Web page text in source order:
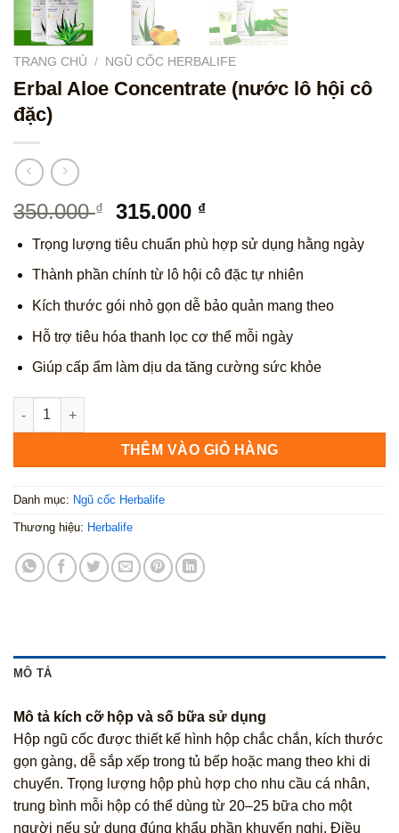
TRANG CHỦ / NGŨ CỐC HERBALIFE
Erbal Aloe Concentrate (nước lô hội cô
đặc)
350.000₫
Giá
gốc
là:
350.000 ₫.
315.000 ₫Giá
tại
là:
315.000 ₫.
Trọng lượng tiêu chuẩn phù hợp sử dụng hằng ngày
Thành phần chính từ lô hội cô đặc tự nhiên
Kích thước gói nhỏ gọn dễ bảo quản mang theo
Hỗ trợ tiêu hóa thanh lọc cơ thể mỗi ngày
Giúp cấp ẩm làm dịu da tăng cường sức khỏe
Erbal Aloe Concentrate (nước lô hội cô đặc) số lượng
THÊM VÀO GIỎ HÀNG
Danh mục: Ngũ cốc Herbalife
Thương hiệu: Herbalife
MÔ TẢ
Mô tả kích cỡ hộp và số bữa sử dụng
Hộp ngũ cốc được thiết kế hình hộp chắc chắn, kích thước
gọn gàng, dễ sắp xếp trong tủ bếp hoặc mang theo khi di
chuyển. Trọng lượng hộp phù hợp cho nhu cầu cá nhân,
trung bình mỗi hộp có thể dùng từ 20–25 bữa cho một
người nếu sử dụng đúng khẩu phần khuyến nghị. Điều